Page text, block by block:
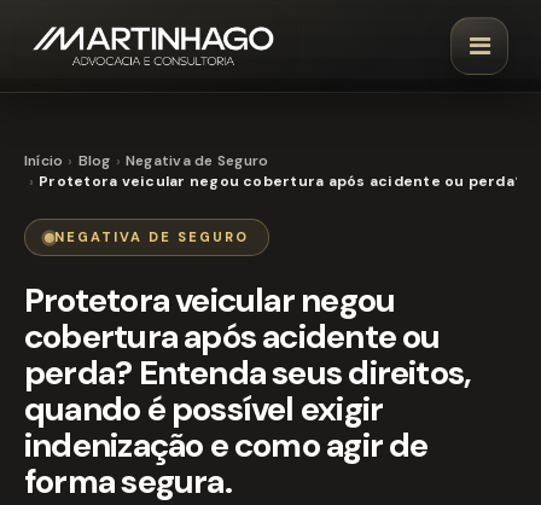
Início Blog
Negativa de Seguro
Protetora veicular negou cobertura após acidente ou perda?
NEGATIVA DE SEGURO
Protetora veicular negou
cobertura após acidente ou
perda? Entenda seus direitos,
quando é possível exigir
indenização e como agir de
forma segura.